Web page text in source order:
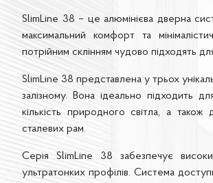
SlimLine 38 – це алюмінієва дверна
максимальний комфорт та
потрійним склінням чудово підходять
SlimLine 38 представлена у трьох
залізному. Вона ідеально підходить
кількість природного світла, а
сталевих рам.
Серія SlimLine 38 забезпечує
ультратонких профілів. Система